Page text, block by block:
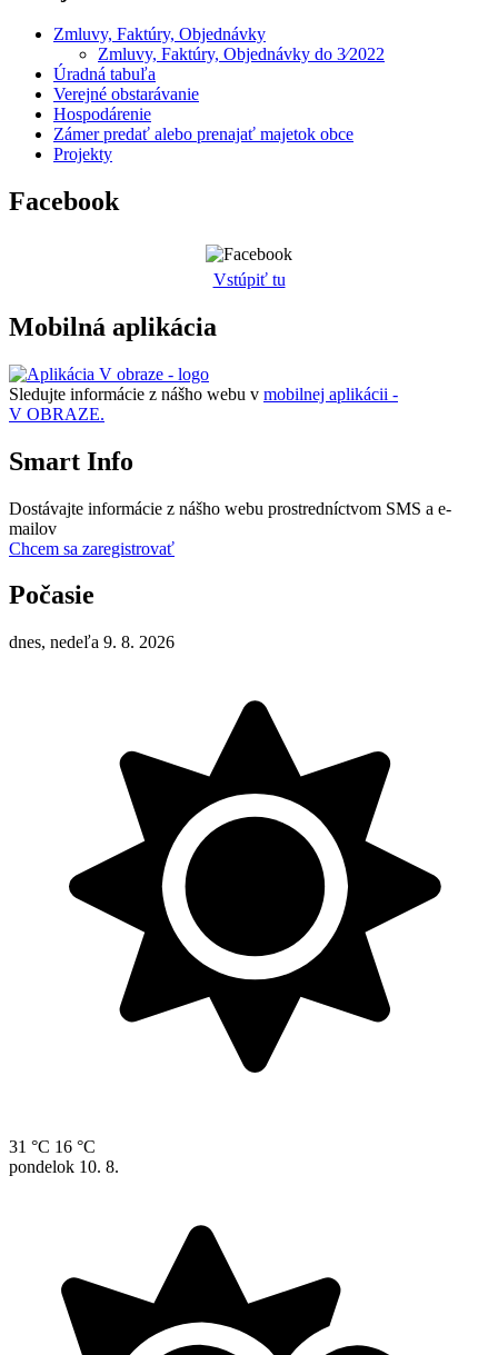
Zmluvy, Faktúry, Objednávky
Zmluvy, Faktúry, Objednávky do 3⁄2022
Úradná tabuľa
Verejné obstarávanie
Hospodárenie
Zámer predať alebo prenajať majetok obce
Projekty
Facebook
Vstúpiť tu
Mobilná aplikácia
Sledujte informácie z nášho webu v mobilnej aplikácii -
V OBRAZE.
Smart Info
Dostávajte informácie z nášho webu prostredníctvom SMS a e-
mailov
Chcem sa zaregistrovať
Počasie
dnes, nedeľa 9. 8. 2026
31 °C 16 °C
pondelok 10. 8.